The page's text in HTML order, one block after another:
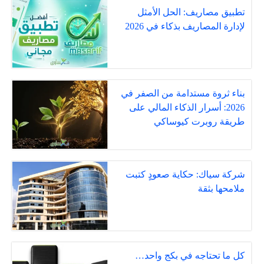
تطبيق مصاريف: الحل الأمثل
لإدارة المصاريف بذكاء في 2026
بناء ثروة مستدامة من الصفر في
2026: أسرار الذكاء المالي على
طريقة روبرت كيوساكي
شركة سياك: حكاية صعودٍ كتبت
ملامحها بثقة
كل ما تحتاجه في بكج واحد…